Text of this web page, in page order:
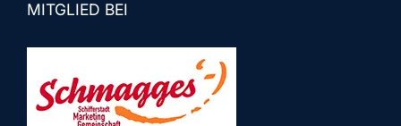
MITGLIED BEI